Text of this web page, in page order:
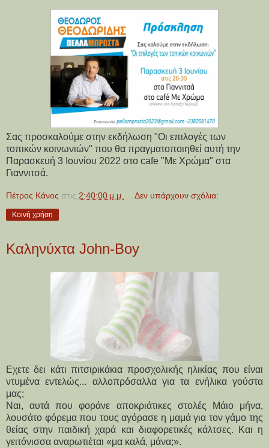
Σας προσκαλούμε στην εκδήλωση "Οι επιλογές των
τοπικών κοινωνιών" που θα πραγματοποιηθεί αυτή την
Παρασκευή 3 Ιουνίου 2022 στο cafe "Με Χρώμα" στα
Γιαννιτσά.
Πέτρος Κάνος στις 2:40:00 μ.μ. Δεν υπάρχουν σχόλια:
Κοινή χρήση
Καληνύxτα John-Boy
Εχετε δει κάτι πιτσιρικάκια προσχολικής ηλικίας που είναι
ντυμένα εντελώς... αλλοπρόσαλλα για τα ενήλικα γούστα
μας;
Ναι, αυτά που φοράνε αποκριάτικες στολές Μάιο μήνα,
λουσάτο φόρεμα που τους αγόρασε η μαμά για τον γάμο της
θείας στην παιδική χαρά και διαφορετικές κάλτσες. Και η
γειτόνισσα αναρωτιέται «μα καλά, μάνα;».